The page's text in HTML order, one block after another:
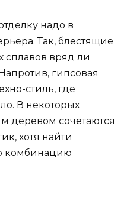
надо в
Так, блестящие
сплавов вряд ли
гипсовая
стиль, где
В некоторых
деревом сочетаются
хотя найти
комбинацию